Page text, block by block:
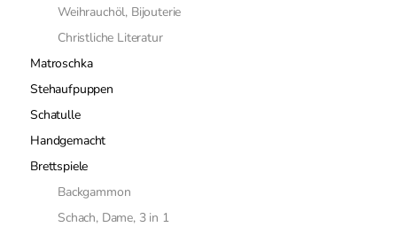
Weihrauchöl, Bijouterie
Christliche Literatur
Matroschka
Stehaufpuppen
Schatulle
Handgemacht
Brettspiele
Backgammon
Schach, Dame, 3 in 1